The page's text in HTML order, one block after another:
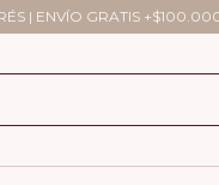
| ENVÍO GRATIS